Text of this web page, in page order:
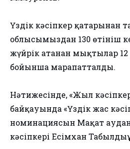
Үздік кәсіпкер қатарынан
облысымыздан 130 өтініш
жүйрік атанған мықтылар
бойынша марапатталды.
Нәтижесінде, «Жыл
байқауында «Үздік жас
номинациясын Мақат
кәсіпкері Есімхан